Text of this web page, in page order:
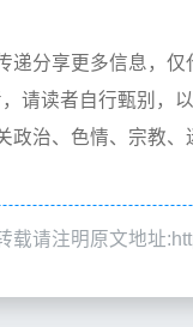
递分享更多信息，
请读者自行甄别，以
政治、色情、宗教
载请注明原文地址